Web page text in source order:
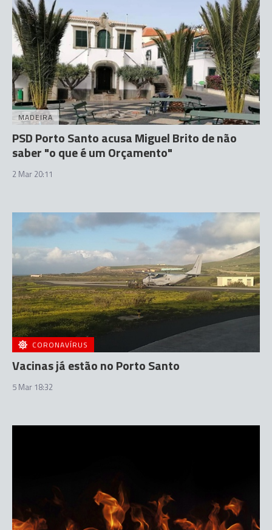
MADEIRA
PSD Porto Santo acusa Miguel Brito de não
saber "o que é um Orçamento"
2 Mar 20:11
CORONAVÍRUS
Vacinas já estão no Porto Santo
5 Mar 18:32